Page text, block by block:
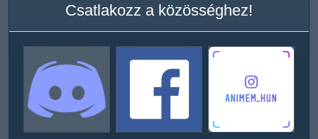
Csatlakozz a közösséghez!